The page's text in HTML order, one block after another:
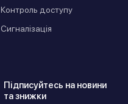
Контроль доступу
Сигналізація
Підписуйтесь на новини
та знижки